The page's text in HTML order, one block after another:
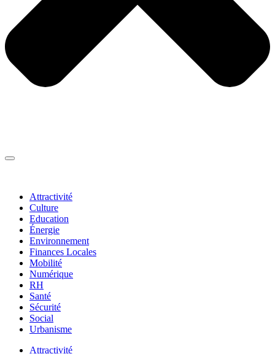
Attractivité
Culture
Education
Énergie
Environnement
Finances Locales
Mobilité
Numérique
RH
Santé
Sécurité
Social
Urbanisme
Attractivité